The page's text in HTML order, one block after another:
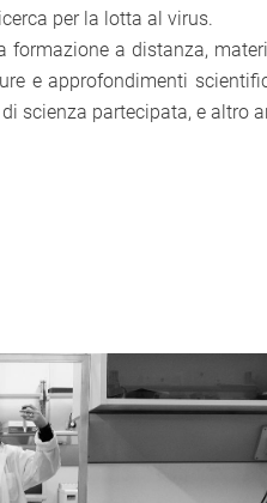
per la lotta al virus.
formazione a distanza,
e approfondimenti
scienza partecipata, e altro